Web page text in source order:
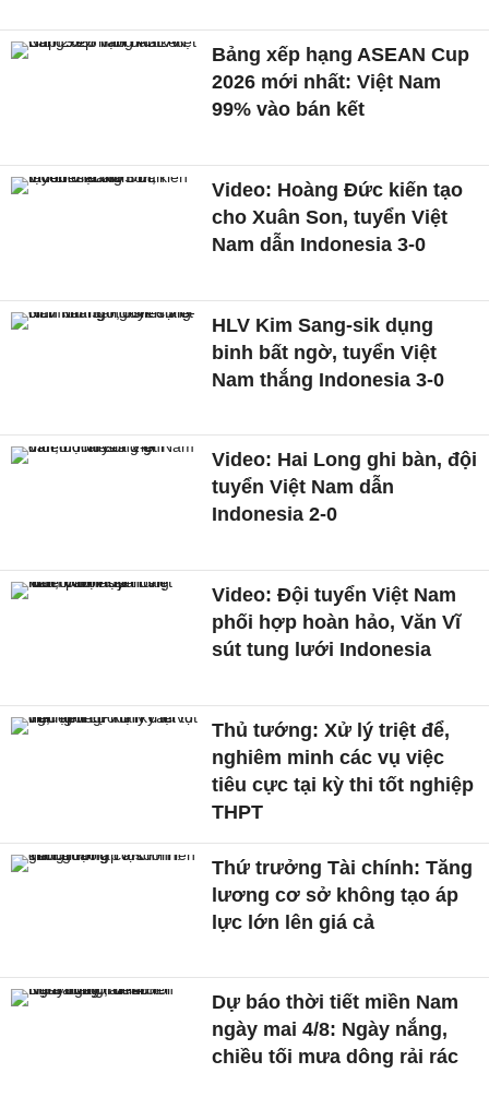
Bảng xếp hạng ASEAN Cup
2026 mới nhất: Việt Nam
99% vào bán kết
Video: Hoàng Đức kiến tạo
cho Xuân Son, tuyển Việt
Nam dẫn Indonesia 3-0
HLV Kim Sang-sik dụng
binh bất ngờ, tuyển Việt
Nam thắng Indonesia 3-0
Video: Hai Long ghi bàn, đội
tuyển Việt Nam dẫn
Indonesia 2-0
Video: Đội tuyển Việt Nam
phối hợp hoàn hảo, Văn Vĩ
sút tung lưới Indonesia
Thủ tướng: Xử lý triệt để,
nghiêm minh các vụ việc
tiêu cực tại kỳ thi tốt nghiệp
THPT
Thứ trưởng Tài chính: Tăng
lương cơ sở không tạo áp
lực lớn lên giá cả
Dự báo thời tiết miền Nam
ngày mai 4/8: Ngày nắng,
chiều tối mưa dông rải rác